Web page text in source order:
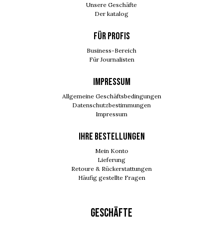
Unsere Geschäfte
Der katalog
FÜR PROFIS
Business-Bereich
Für Journalisten
IMPRESSUM
Allgemeine Geschäftsbedingungen
Datenschutzbestimmungen
Impressum
Ihre Bestellungen
Mein Konto
Lieferung
Retoure & Rückerstattungen
Häufig gestellte Fragen
GESCHÄFTE